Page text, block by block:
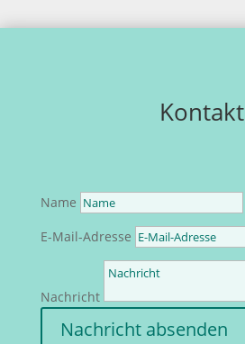
Kontakt
Name
E-Mail-Adresse
Nachricht
Nachricht absenden